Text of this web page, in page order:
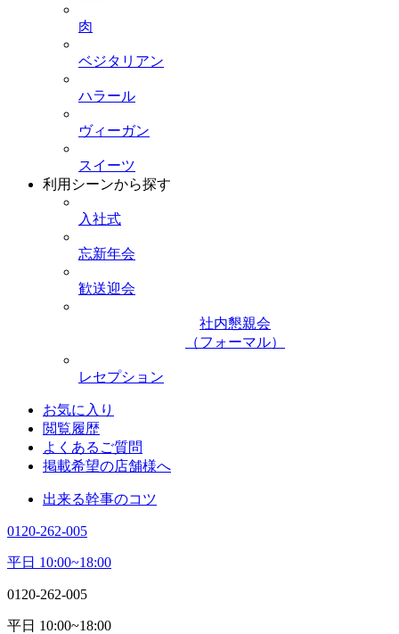
肉
ベジタリアン
ハラール
ヴィーガン
スイーツ
利用シーンから探す
入社式
忘新年会
歓送迎会
社内懇親会
（フォーマル）
レセプション
お気に入り
閲覧履歴
よくあるご質問
掲載希望の店舗様へ
出来る幹事のコツ
0120-262-005
平日 10:00~18:00
0120-262-005
平日 10:00~18:00